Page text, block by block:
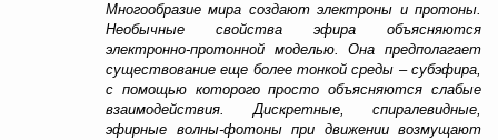
Многообразие мира создают электроны и протоны.
Необычные свойства эфира объясняются
электронно-протонной моделью. Она предполагает
существование еще более тонкой среды – субэфира,
с помощью которого просто объясняются слабые
взаимодействия. Дискретные, спиралевидные,
эфирные волны-фотоны при движении возмущают